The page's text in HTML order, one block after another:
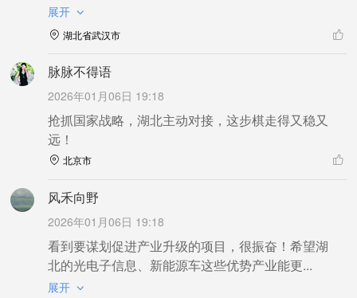
展开
湖北省武汉市
脉脉不得语
2026年01月06日 19:18
抢抓国家战略，湖北主动对接，这步棋走得又稳又
远！
北京市
风禾向野
2026年01月06日 19:18
看到要谋划促进产业升级的项目，很振奋！希望湖
北的光电子信息、新能源车这些优势产业能更...
展开